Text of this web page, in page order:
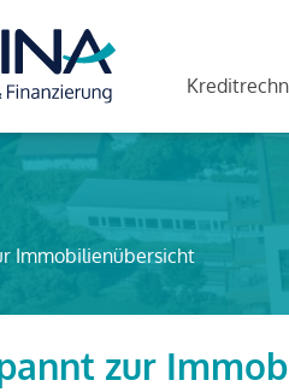
Immobilienübersicht
zur